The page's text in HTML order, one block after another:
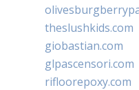
theslushkids.com
giobastian.com
glpascensori.com
rifloorepoxy.com